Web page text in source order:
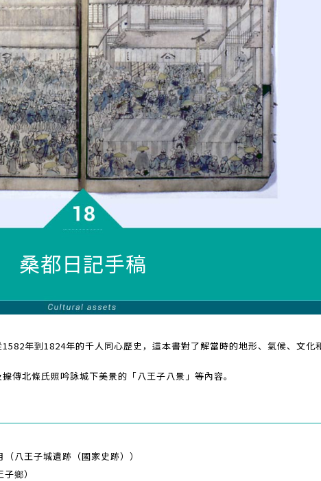
桑都日記手稿
年到1824年的千人同心歷史，這本書對了解當時的地形、氣候、文化
傳北條氏照吟詠城下美景的「八王子八景」等內容。
八王子城遺跡（國家史跡））
鄉）